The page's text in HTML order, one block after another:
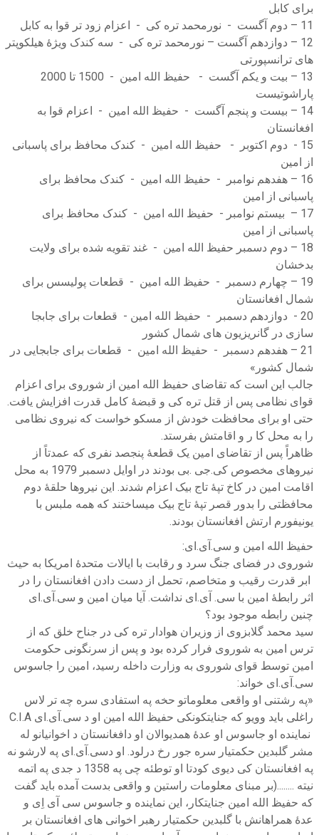
برای کابل
11 – دوم آگست - نورمحمد تره کی - اعزام زود تر قوا به کابل
12 – دوازدهم آگست – نورمحمد تره کی - سه کندک ویژۀ هیلکوپتر
های ترانسپورتی
13 – بیت و یکم آگست - حفیظ الله امین - 1500 تا 2000
پاراشوتیست
14 – بیست و پنجم آگست - حفیظ الله امین - اعزام قوا به
افغانستان
15 - دوم اکتوبر - حفیظ الله امین - کندک محافظ برای پاسبانی
از امین
16 – هفدهم نوامبر - حفیظ الله امین - کندک محافظ برای
پاسبانی از امین
17 – بیستم نوامبر - حفیظ الله امین - کندک محافظ برای
پاسبانی از امین
18 – دوم دسمبر حفیظ الله امین - غند تقویه شده برای ولایت
بدخشان
19 – چهارم دسمبر - حفیظ الله امین - قطعات پولیسس برای
شمال افغانستان
20 - دوازدهم دسمبر - حفیظ الله امین - قطعات برای جابجا
سازی در گانریزیون های شمال کشور
21 – هفدهم دسمبر - حفیظ الله امین - قطعات برای جابجایی در
شمال کشور»
جالب این است که تقاضای حفیظ الله امین از شوروی برای اعزام
قوای نظامی پس از قتل تره کی و قبضۀ کامل قدرت افزایش یافت.
حتی او برای محافظت خودش از مسکو خواست که نیروی نظامی
را به محل کا ر و اقامتش بفرستد.
ظاهراً پس از تقاضای امین یک قطعۀ پنجصد نفری که عمدتاً از
نیروهای مخصوص کی.جی .بی بودند در اوایل دسمبر 1979 به محل
اقامت امین در کاخ تپۀ تاج بیک اعزام شدند. این نیروها حلقۀ دوم
محافظتی را بدور قصر تپۀ تاج بیک میساختند که همه ملبس با
یونیفورم ارتش افغانستان بودند.
حفیظ الله امین و سی.آی.ای:
شوروی در فضای جنگ سرد و رقابت با ایالات متحدۀ امریکا به حیث
ابر قدرت رقیب و متخاصم، تحمل از دست دادن افغانستان را در
اثر رابطۀ امین با سی. آی.ای نداشت. آیا میان امین و سی.آی.ای
چنین رابطه موجود بود؟
سید محمد گلابزوی از وزیران هوادار تره کی در جناح خلق که از
ترس امین به شوروی فرار کرده بود و پس از سرنگونی حکومت
امین توسط قوای شوروی به وزارت داخله رسید، امین را جاسوس
سی.آی.ای خواند:
«په رشتنی او واقعی معلوماتو حخه په استفادی سره چه تر لاس
راغلی باید وویو که جنایتکونکی حفیظ الله امین او د سی.آی.ای C.I.A
نماینده او جاسوس او عدۀ همدیوالان او دافغانستان د اخوانیانو له
مشر گلبدین حکمتیار سره جور رخ درلود. او دسی.آی.ای په لارشو نه
په افغانستان کی دیوی کودتا او توطئه چی په 1358 د جدی په اتمه
نیته ........(بر مبنای معلومات راستین و واقعی بدست آمده باید گفت
که حفیظ الله امین جنایتکار، این نماینده و جاسوس سی آی اِی و
عدۀ همراهانش با گلبدین حکمتیار رهبر اخوانی های افغانستان بر